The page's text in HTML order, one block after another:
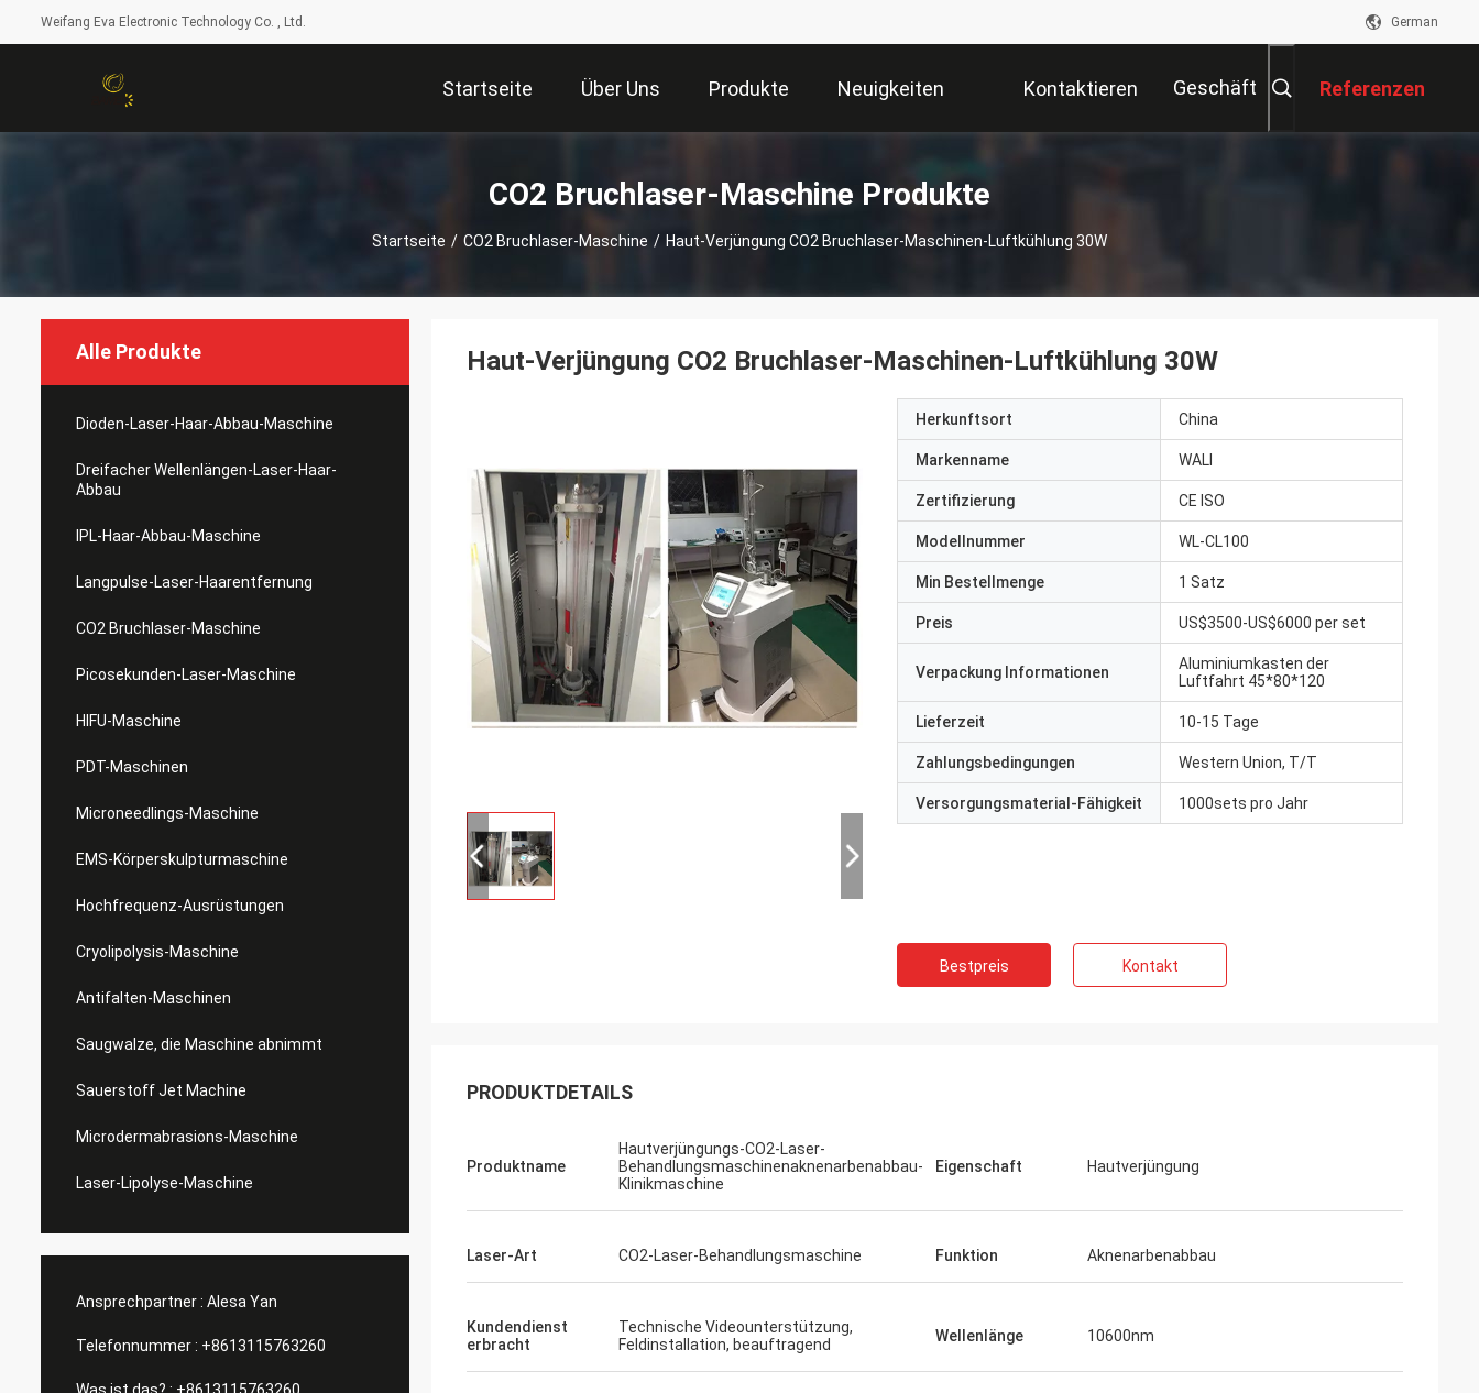
Weifang Eva Electronic Technology Co. , Ltd. German
Startseite Über Uns Produkte Neuigkeiten Kontaktieren Geschäft Referenzen
CO2 Bruchlaser-Maschine Produkte
Startseite / CO2 Bruchlaser-Maschine / Haut-Verjüngung CO2 Bruchlaser-Maschinen-Luftkühlung 30W
Alle Produkte
Dioden-Laser-Haar-Abbau-Maschine
Dreifacher Wellenlängen-Laser-Haar-
Abbau
IPL-Haar-Abbau-Maschine
Langpulse-Laser-Haarentfernung
CO2 Bruchlaser-Maschine
Picosekunden-Laser-Maschine
HIFU-Maschine
PDT-Maschinen
Microneedlings-Maschine
EMS-Körperskulpturmaschine
Hochfrequenz-Ausrüstungen
Cryolipolysis-Maschine
Antifalten-Maschinen
Saugwalze, die Maschine abnimmt
Sauerstoff Jet Machine
Microdermabrasions-Maschine
Laser-Lipolyse-Maschine
Ansprechpartner : Alesa Yan
Telefonnummer : +8613115763260
Haut-Verjüngung CO2 Bruchlaser-Maschinen-Luftkühlung 30W
Herkunftsort China
Markenname WALI
Zertifizierung CE ISO
Modellnummer WL-CL100
Min Bestellmenge 1 Satz
Preis US$3500-US$6000 per set
Verpackung Informationen
Aluminiumkasten der
Luftfahrt 45*80*120
Lieferzeit 10-15 Tage
Zahlungsbedingungen Western Union, T/T
Versorgungsmaterial-Fähigkeit 1000sets pro Jahr
Bestpreis Kontakt
PRODUKTDETAILS
Produktname
Hautverjüngungs-CO2-Laser-
Behandlungsmaschinenaknenarbenabbau-
Klinikmaschine
Eigenschaft Hautverjüngung
Laser-Art CO2-Laser-Behandlungsmaschine Funktion Aknenarbenabbau
Kundendienst
erbracht
Technische Videounterstützung,
Feldinstallation, beauftragend
Wellenlänge 10600nm